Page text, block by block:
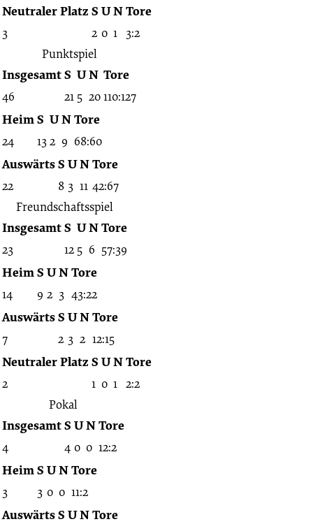
Weser/Ems)
Neutraler Platz S UNTore
3 2 0 1 3:2
Punktspiel
InsgesamtS UN Tore
46 21 5 20110:127
HeimS UNTore
24 132 9 68:60
AuswärtsS UNTore
22 8 3 11 42:67
Freundschaftsspiel
InsgesamtS UNTore
23 12 5 6 57:39
HeimS UNTore
14 9 2 3 43:22
AuswärtsS UNTore
7 2 3 2 12:15
Neutraler Platz S UNTore
2 1 0 1 2:2
Pokal
InsgesamtS UNTore
4 4 0 0 12:2
HeimS UNTore
3 3 0 0 11:2
AuswärtsS UNTore